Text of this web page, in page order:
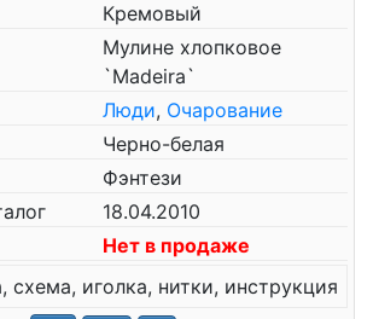
Кремовый
Мулине хлопковое
`Madeira`
Люди, Очарование
Черно-белая
Фэнтези
18.04.2010
Нет в продаже
схема, иголка, нитки, инструкция